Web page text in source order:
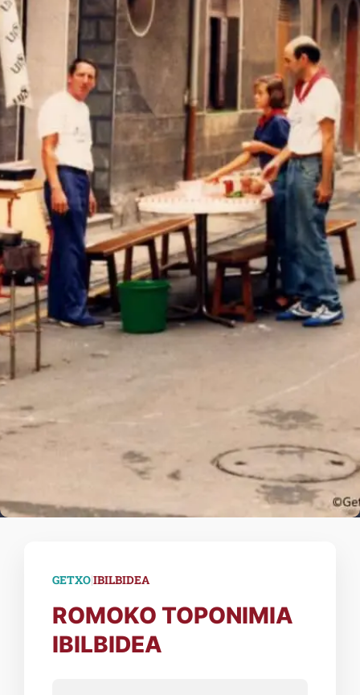
GETXO|IBILBIDEA
ROMOKO TOPONIMIA
IBILBIDEA